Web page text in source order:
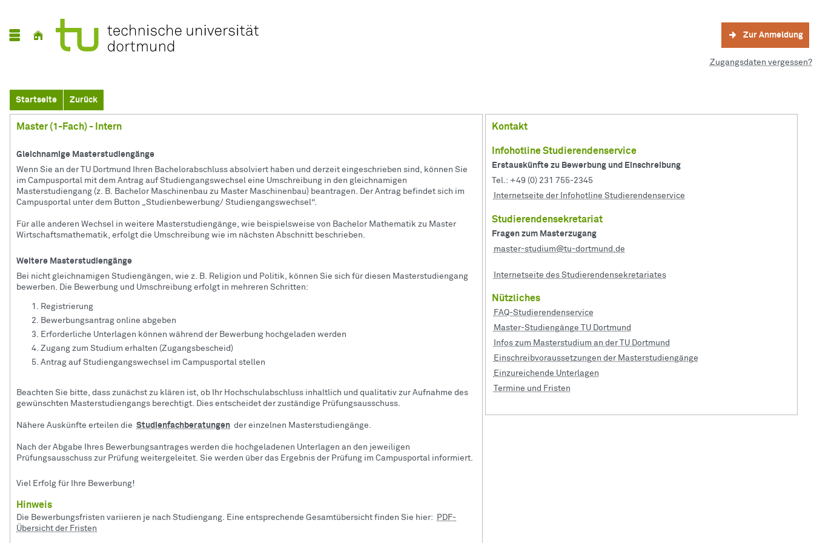
Zur Anmeldung
Zugangsdaten vergessen?
Startseite Zurück
Master (1-Fach) - Intern
Gleichnamige Masterstudiengänge
Wenn Sie an der TU Dortmund Ihren Bachelorabschluss absolviert haben und derzeit eingeschrieben sind, können Sie
im Campusportal mit dem Antrag auf Studiengangswechsel eine Umschreibung in den gleichnamigen
Masterstudiengang (z. B. Bachelor Maschinenbau zu Master Maschinenbau) beantragen. Der Antrag befindet sich im
Campusportal unter dem Button „Studienbewerbung/ Studiengangswechsel“.
Für alle anderen Wechsel in weitere Masterstudiengänge, wie beispielsweise von Bachelor Mathematik zu Master
Wirtschaftsmathematik, erfolgt die Umschreibung wie im nächsten Abschnitt beschrieben.
Weitere Masterstudiengänge
Bei nicht gleichnamigen Studiengängen, wie z. B. Religion und Politik, können Sie sich für diesen Masterstudiengang
bewerben. Die Bewerbung und Umschreibung erfolgt in mehreren Schritten:
Registrierung
Bewerbungsantrag online abgeben
Erforderliche Unterlagen können während der Bewerbung hochgeladen werden
Zugang zum Studium erhalten (Zugangsbescheid)
Antrag auf Studiengangswechsel im Campusportal stellen
Beachten Sie bitte, dass zunächst zu klären ist, ob Ihr Hochschulabschluss inhaltlich und qualitativ zur Aufnahme des
gewünschten Masterstudiengangs berechtigt. Dies entscheidet der zuständige Prüfungsausschuss.
Nähere Auskünfte erteilen die Studienfachberatungen der einzelnen Masterstudiengänge.
Nach der Abgabe Ihres Bewerbungsantrages werden die hochgeladenen Unterlagen an den jeweiligen
Prüfungsausschuss zur Prüfung weitergeleitet. Sie werden über das Ergebnis der Prüfung im Campusportal informiert.
Viel Erfolg für Ihre Bewerbung!
Hinweis
Die Bewerbungsfristen variieren je nach Studiengang. Eine entsprechende Gesamtübersicht finden Sie hier:
PDF-
Übersicht der Fristen
Kontakt
Infohotline Studierendenservice
Erstauskünfte zu Bewerbung und Einschreibung
Tel.: +49 (0) 231 755-2345
Internetseite der Infohotline Studierendenservice
Studierendensekretariat
Fragen zum Masterzugang
master-studium@tu-dortmund.de
Internetseite des Studierenden­sekretariates
Nützliches
FAQ-Studierendenservice
Master-Studiengänge TU Dortmund
Infos zum Masterstudium an der TU Dortmund
Einschreibvoraussetzungen der Masterstudiengänge
Einzureichende Unterlagen
Termine und Fristen